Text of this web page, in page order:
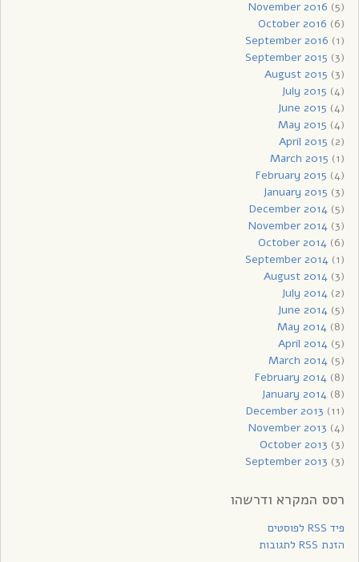
November 2016 (5)
October 2016 (6)
September 2016 (1)
September 2015 (3)
August 2015 (3)
July 2015 (4)
June 2015 (4)
May 2015 (4)
April 2015 (2)
March 2015 (1)
February 2015 (4)
January 2015 (3)
December 2014(5)
November 2014(3)
October 2014(6)
September 2014(1)
August 2014(3)
July 2014(2)
June 2014(5)
May 2014(8)
April 2014(5)
March 2014(5)
February 2014(8)
January 2014(8)
December 2013 (11)
November 2013 (4)
October 2013 (3)
September 2013 (3)
רסס המקרא ודרשהו
פיד RSS לפוסטים
הזנת RSS לתגובות